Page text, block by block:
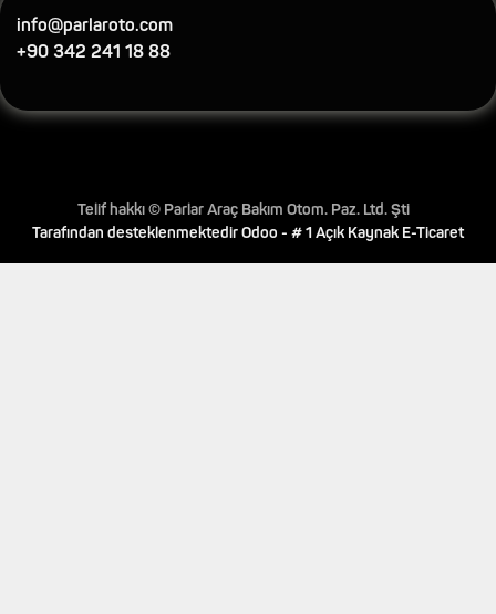
info@parlaroto.com
+90 342 241 18 88
Telif hakkı © Parlar Araç Bakım Otom. Paz. Ltd. Şti
Tarafından desteklenmektedir Odoo - # 1 Açık Kaynak E-Ticaret